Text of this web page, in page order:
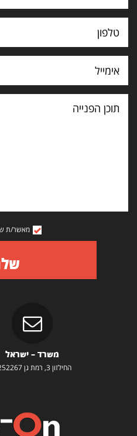
תוכן
הפנייה
מאשר/ת
משרד – ישראל
החילזון 3, רמת גן 5252267